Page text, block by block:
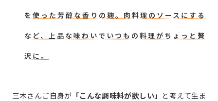
を使った芳醇な香りの麹。肉料理のソースにする
など、上品な味わいでいつもの料理がちょっと贅
沢に。
三木さんご自身が 「こんな調味料が欲しい」 と考えて生ま